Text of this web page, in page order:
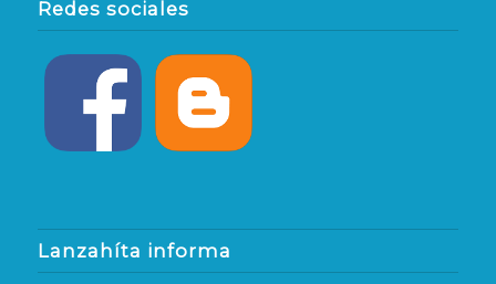
Redes sociales
Lanzahíta informa